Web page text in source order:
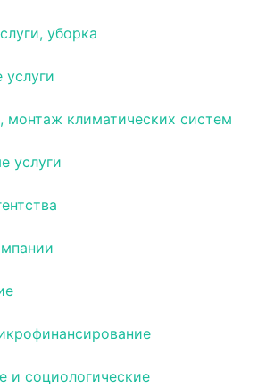
уборка
услуги
монтаж климатических систем
услуги
и социологические